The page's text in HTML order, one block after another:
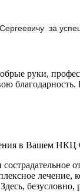
за
руки,
в Вашем
лечение,